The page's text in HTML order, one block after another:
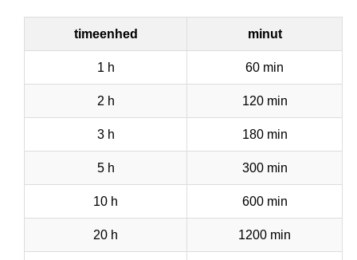
timeenhed minut
1 h 60 min
2 h 120 min
3 h 180 min
5 h 300 min
10 h 600 min
20 h 1200 min